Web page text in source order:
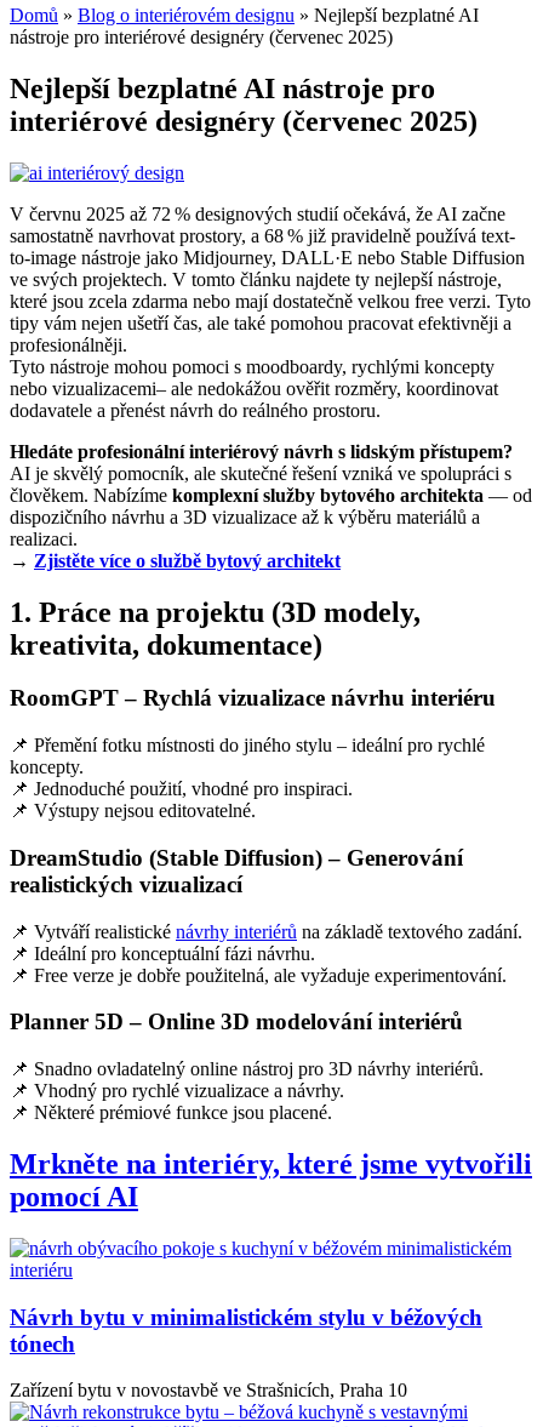
Domů » Blog o interiérovém designu » Nejlepší bezplatné AI
nástroje pro interiérové designéry (červenec 2025)
Nejlepší bezplatné AI nástroje pro
interiérové designéry (červenec 2025)
V červnu 2025 až 72 % designových studií očekává, že AI začne
samostatně navrhovat prostory, a 68 % již pravidelně používá text-
to-image nástroje jako Midjourney, DALL·E nebo Stable Diffusion
ve svých projektech. V tomto článku najdete ty nejlepší nástroje,
které jsou zcela zdarma nebo mají dostatečně velkou free verzi. Tyto
tipy vám nejen ušetří čas, ale také pomohou pracovat efektivněji a
profesionálněji.
Tyto nástroje mohou pomoci s moodboardy, rychlými koncepty
nebo vizualizacemi– ale nedokážou ověřit rozměry, koordinovat
dodavatele a přenést návrh do reálného prostoru.
Hledáte profesionální interiérový návrh s lidským přístupem?
AI je skvělý pomocník, ale skutečné řešení vzniká ve spolupráci s
člověkem. Nabízíme komplexní služby bytového architekta — od
dispozičního návrhu a 3D vizualizace až k výběru materiálů a
realizaci.
→ Zjistěte více o službě bytový architekt
1. Práce na projektu (3D modely,
kreativita, dokumentace)
RoomGPT – Rychlá vizualizace návrhu interiéru
📌 Přemění fotku místnosti do jiného stylu – ideální pro rychlé
koncepty.
📌 Jednoduché použití, vhodné pro inspiraci.
📌 Výstupy nejsou editovatelné.
DreamStudio (Stable Diffusion) – Generování
realistických vizualizací
📌 Vytváří realistické návrhy interiérů na základě textového zadání.
📌 Ideální pro konceptuální fázi návrhu.
📌 Free verze je dobře použitelná, ale vyžaduje experimentování.
Planner 5D – Online 3D modelování interiérů
📌 Snadno ovladatelný online nástroj pro 3D návrhy interiérů.
📌 Vhodný pro rychlé vizualizace a návrhy.
📌 Některé prémiové funkce jsou placené.
Mrkněte na interiéry, které jsme vytvořili
pomocí AI
Návrh bytu v minimalistickém stylu v béžových
tónech
Zařízení bytu v novostavbě ve Strašnicích, Praha 10